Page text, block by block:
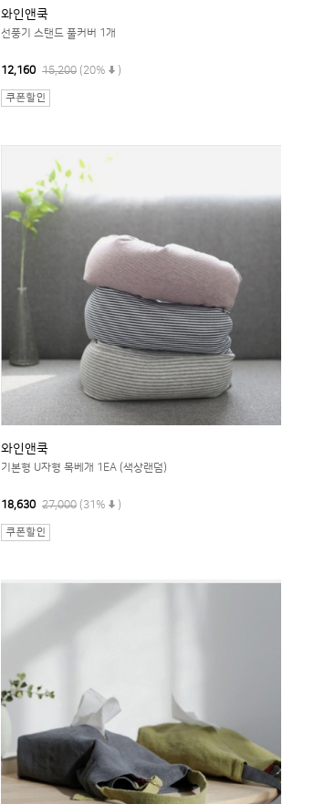
와인앤쿡
선풍기 스탠드 풀커버 1개
12,160 15,200 (20% )
와인앤쿡
기본형 U자형 목베개 1EA (색상랜덤)
18,630 27,000 (31% )